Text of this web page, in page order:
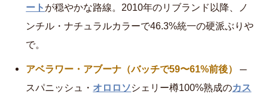
ート が穏やかな路線。2010年のリブランド以降、ノ
ンチル・ナチュラルカラーで46.3%統一の硬派ぶりや
で。
アベラワー・アブーナ（バッチで59〜61%前後）
─
スパニッシュ・ オロロソシェリー樽100%熟成のカス